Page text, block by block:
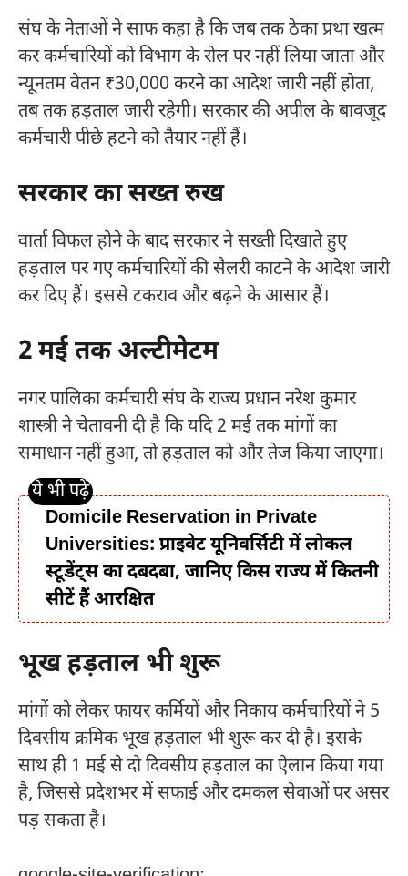
संघ के नेताओं ने साफ कहा है कि जब तक ठेका प्रथा खत्म
कर कर्मचारियों को विभाग के रोल पर नहीं लिया जाता और
न्यूनतम वेतन ₹30,000 करने का आदेश जारी नहीं होता,
तब तक हड़ताल जारी रहेगी। सरकार की अपील के बावजूद
कर्मचारी पीछे हटने को तैयार नहीं हैं।
सरकार का सख्त रुख
वार्ता विफल होने के बाद सरकार ने सख्ती दिखाते हुए
हड़ताल पर गए कर्मचारियों की सैलरी काटने के आदेश जारी
कर दिए हैं। इससे टकराव और बढ़ने के आसार हैं।
2 मई तक अल्टीमेटम
नगर पालिका कर्मचारी संघ के राज्य प्रधान नरेश कुमार
शास्त्री ने चेतावनी दी है कि यदि 2 मई तक मांगों का
समाधान नहीं हुआ, तो हड़ताल को और तेज किया जाएगा।
Domicile Reservation in Private
Universities: प्राइवेट यूनिवर्सिटी में लोकल
स्टूडेंट्स का दबदबा, जानिए किस राज्य में कितनी
सीटें हैं आरक्षित
भूख हड़ताल भी शुरू
मांगों को लेकर फायर कर्मियों और निकाय कर्मचारियों ने 5
दिवसीय क्रमिक भूख हड़ताल भी शुरू कर दी है। इसके
साथ ही 1 मई से दो दिवसीय हड़ताल का ऐलान किया गया
है, जिससे प्रदेशभर में सफाई और दमकल सेवाओं पर असर
पड़ सकता है।